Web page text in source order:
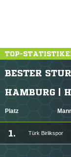
TOP-
BESTER
HAMBURG |
Platz
1. Türk Birlikspor